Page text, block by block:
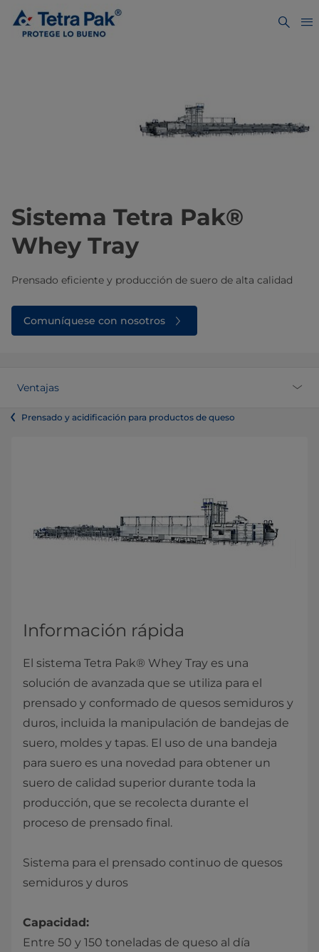
Sistema Tetra Pak®
Whey Tray
Prensado eficiente y producción de suero de alta calidad
Comuníquese con nosotros
Ventajas
Prensado y acidificación para productos de queso
Información rápida
El sistema Tetra Pak® Whey Tray es una
solución de avanzada que se utiliza para el
prensado y conformado de quesos semiduros y
duros, incluida la manipulación de bandejas de
suero, moldes y tapas. El uso de una bandeja
para suero es una novedad para obtener un
suero de calidad superior durante toda la
producción, que se recolecta durante el
proceso de prensado final.
Sistema para el prensado continuo de quesos
semiduros y duros
Capacidad:
Entre 50 y 150 toneladas de queso al día